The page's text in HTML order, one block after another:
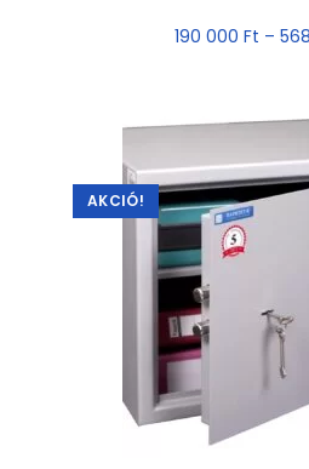
190 000 Ft –
AKCIÓ!